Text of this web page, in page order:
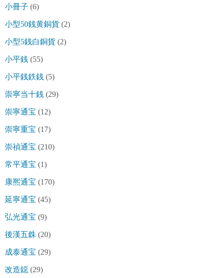
小冊子 (6)
小型50銭黄銅貨 (2)
小型5銭白銅貨 (2)
小平銭 (55)
小平銭鉄銭 (5)
崇寧当十銭 (29)
崇寧通宝 (12)
崇寧重宝 (17)
崇禎通宝 (210)
常平通宝 (1)
康熈通宝 (170)
延寧通宝 (45)
弘光通宝 (9)
後漢五銖 (20)
成泰通宝 (29)
改造鐚 (29)